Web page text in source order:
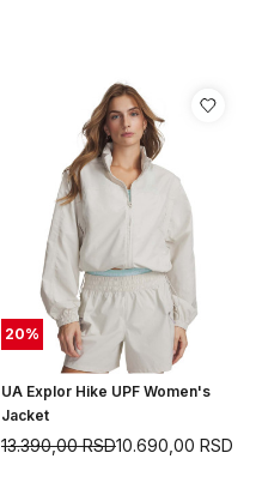
20%
UA Explor Hike UPF Women's
Jacket
10.690,00 RSD
13.390,00RSD